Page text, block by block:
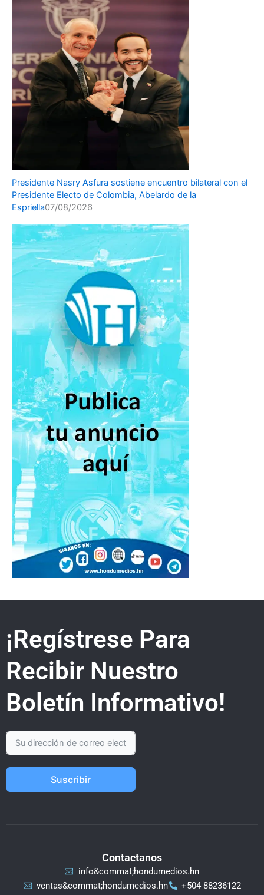
Presidente Nasry Asfura sostiene encuentro bilateral con el
Presidente Electo de Colombia, Abelardo de la
Espriella07/08/2026
¡Regístrese Para
Recibir Nuestro
Boletín Informativo!
Suscribir
Contactanos
info&commat;hondumedios.hn
ventas&commat;hondumedios.hn
+504 88236122